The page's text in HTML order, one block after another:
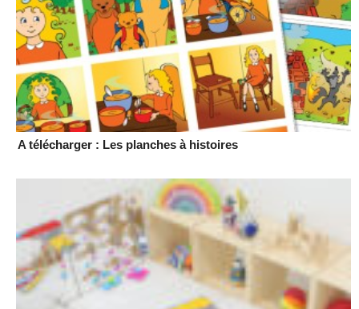
A télécharger : Les planches à histoires